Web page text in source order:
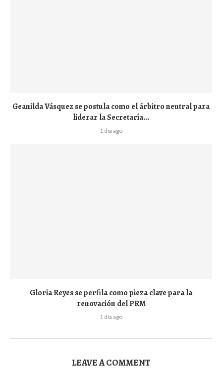
Geanilda Vásquez se postula como el árbitro neutral para
liderar la Secretaría...
1 día ago
Gloria Reyes se perfila como pieza clave para la
renovación del PRM
1 día ago
LEAVE A COMMENT